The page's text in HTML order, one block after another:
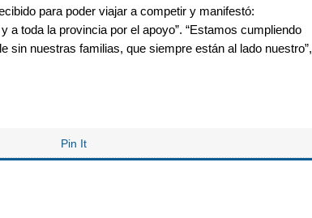
para poder viajar a competir y manifestó:
a toda la provincia por el apoyo”. “Estamos cumpliendo
sin nuestras familias, que siempre están al lado nuestro”,
Pin It